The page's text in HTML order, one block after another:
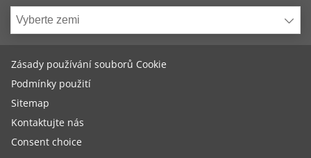
Vyberte zemi
Zásady používání souborů Cookie
Podmínky použití
Sitemap
Kontaktujte nás
Consent choice